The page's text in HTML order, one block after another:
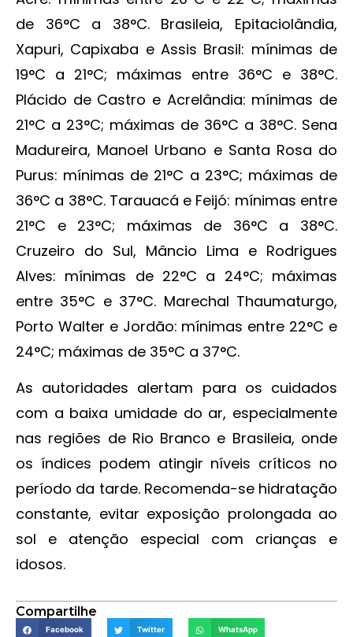
de 36°C a 38°C. Brasileia, Epitaciolândia,
Xapuri, Capixaba e Assis Brasil: mínimas de
19°C a 21°C; máximas entre 36°C e 38°C.
Plácido de Castro e Acrelândia: mínimas de
21°C a 23°C; máximas de 36°C a 38°C. Sena
Madureira, Manoel Urbano e Santa Rosa do
Purus: mínimas de 21°C a 23°C; máximas de
36°C a 38°C. Tarauacá e Feijó: mínimas entre
21°C e 23°C; máximas de 36°C a 38°C.
Cruzeiro do Sul, Mâncio Lima e Rodrigues
Alves: mínimas de 22°C a 24°C; máximas
entre 35°C e 37°C. Marechal Thaumaturgo,
Porto Walter e Jordão: mínimas entre 22°C e
24°C; máximas de 35°C a 37°C.
As autoridades alertam para os cuidados
com a baixa umidade do ar, especialmente
nas regiões de Rio Branco e Brasileia, onde
os índices podem atingir níveis críticos no
período da tarde. Recomenda-se hidratação
constante, evitar exposição prolongada ao
sol e atenção especial com crianças e
idosos.
Compartilhe
Facebook Twitter WhatsApp